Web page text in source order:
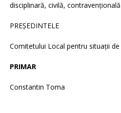
disciplinară, civilă,
PREȘEDINTELE
Comitetului Local pentru situații
PRIMAR
Constantin Toma